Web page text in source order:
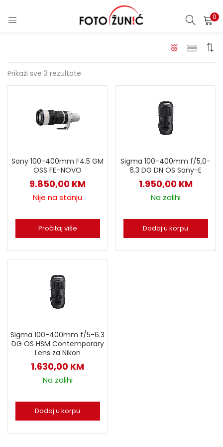
0
Prikaži sve 3 rezultate
Sony 100-400mm F4.5 GM
OSS FE–NOVO
9.850,00 KM
Nije na stanju
Pročitaj više
Sigma 100-400mm f/5,0-
6.3 DG DN OS Sony-E
1.950,00 KM
Na zalihi
Dodaj u korpu
Sigma 100-400mm f/5-6.3
DG OS HSM Contemporary
Lens za Nikon
1.630,00 KM
Na zalihi
Dodaj u korpu